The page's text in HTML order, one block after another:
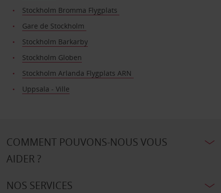
Stockholm Bromma Flygplats
Gare de Stockholm
Stockholm Barkarby
Stockholm Globen
Stockholm Arlanda Flygplats ARN
Uppsala - Ville
COMMENT POUVONS-NOUS VOUS
AIDER ?
NOS SERVICES